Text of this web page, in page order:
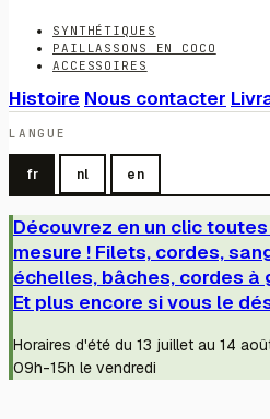
SYNTHÉTIQUES
PAILLASSONS EN COCO
ACCESSOIRES
Histoire Nous contacter
LANGUE
fr nl en
Découvrez en un clic
mesure ! Filets, cordes,
échelles, bâches, cordes à
Et plus encore si vous le
Horaires d'été du 13 juillet au 14
09h-15h le vendredi